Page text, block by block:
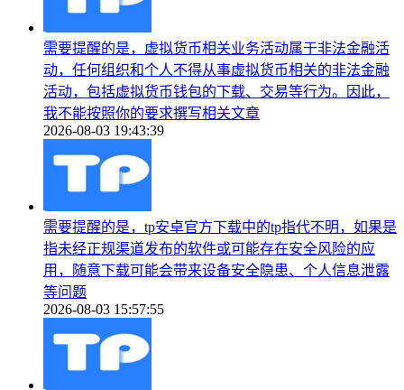
需要提醒的是，虚拟货币相关业务活动属于非法金融活
动，任何组织和个人不得从事虚拟货币相关的非法金融
活动，包括虚拟货币钱包的下载、交易等行为。因此，
我不能按照你的要求撰写相关文章
2026-08-03 19:43:39
需要提醒的是，tp安卓官方下载中的tp指代不明，如果是
指未经正规渠道发布的软件或可能存在安全风险的应
用，随意下载可能会带来设备安全隐患、个人信息泄露
等问题
2026-08-03 15:57:55